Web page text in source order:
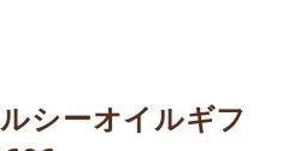
シーオイルギフ